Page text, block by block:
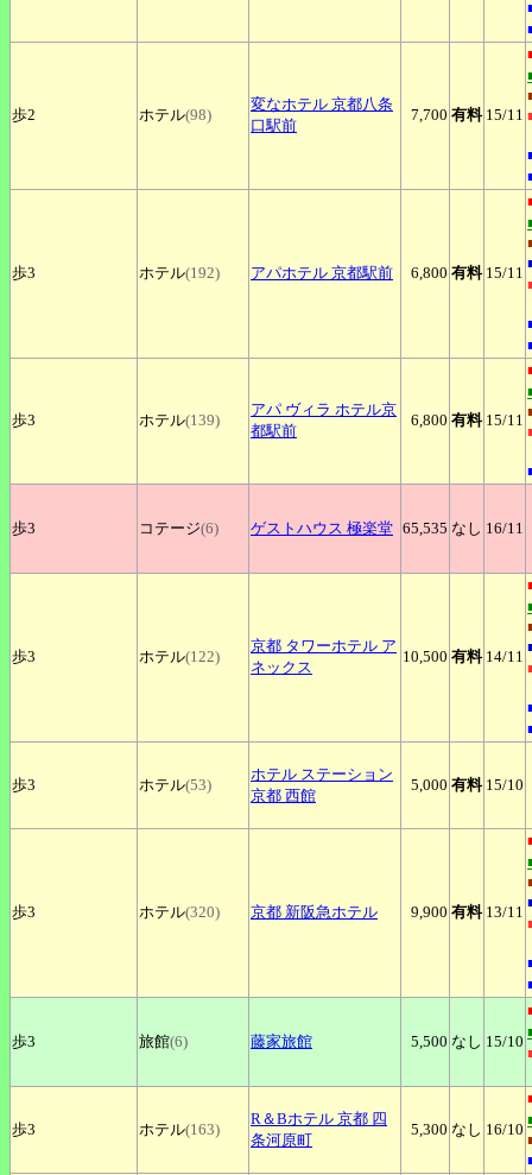
歩2 ホテル(98)
変なホテル 京都八条
口駅前
7,700 有料 15/11
歩3 ホテル(192) アパホテル 京都駅前 6,800 有料 15/11
歩3 ホテル(139)
アパ ヴィラ ホテル京
都駅前
6,800 有料 15/11
歩3 コテージ(6) ゲストハウス 極楽堂 65,535 なし 16/11
歩3 ホテル(122)
京都 タワーホテル ア
ネックス
10,500 有料 14/11
歩3 ホテル(53)
ホテル ステーション
京都 西館
5,000 有料 15/10
歩3 ホテル(320) 京都 新阪急ホテル 9,900 有料 13/11
歩3 旅館(6) 藤家旅館 5,500 なし 15/10
歩3 ホテル(163)
R＆Bホテル 京都 四
条河原町
5,300 なし 16/10